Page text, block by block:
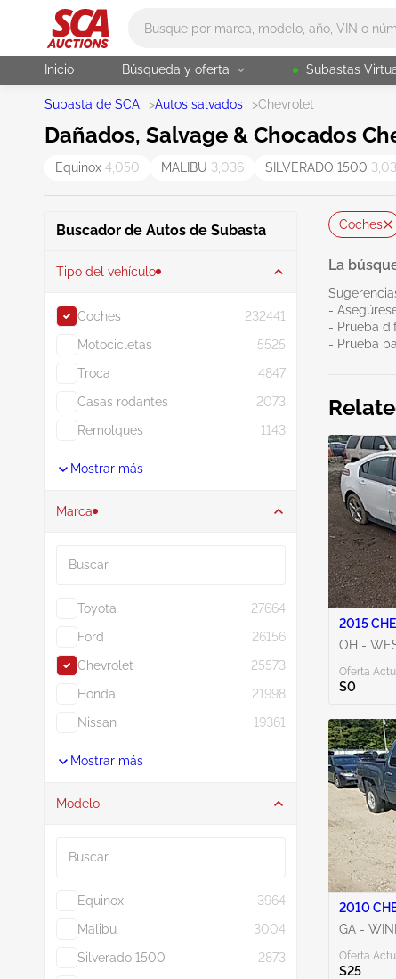
Inicio Búsqueda y oferta Subastas
Subasta de SCA >Autos salvados >Chevrolet
Dañados, Salvage & Chocados
Equinox 4,050 MALIBU 3,036 SILVERADO 1500
Buscador de Autos de Subasta
Tipo del vehículo
Coches
232441
Motocicletas
5525
Troca
4847
Casas rodantes
2073
Remolques
1143
Mostrar más
Marca
Toyota
27664
Ford
26156
Chevrolet
25573
Honda
21998
Nissan
19361
Mostrar más
Modelo
Equinox
3964
Malibu
3004
Silverado 1500
2873
Coches
La
-
- Prueba
- Prueba
2015
OH -
Oferta
$0
2010
GA -
Oferta
$25